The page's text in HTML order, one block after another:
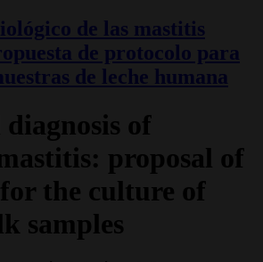
de las mastitis
de protocolo para
de leche humana
of
proposal of
the culture of
samples